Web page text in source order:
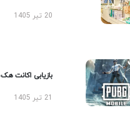
20 تیر 1405
بازیابی اکانت